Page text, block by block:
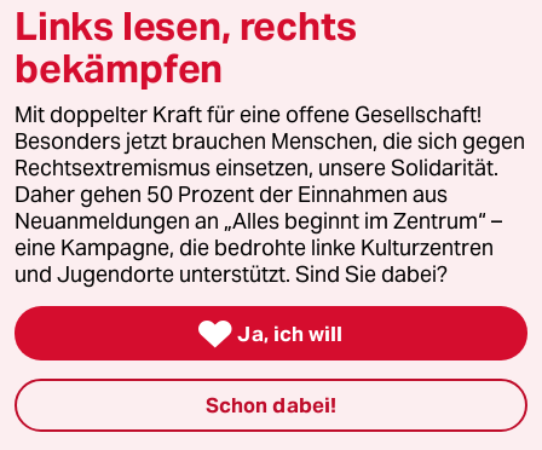
Hitze
Krieg in der Ukraine
Niedrigwasser
Ceuta
Waldbrände
Rente
Verlag
Links lesen, rechts
bekämpfen
Mit doppelter Kraft für eine offene Gesellschaft!
Besonders jetzt brauchen Menschen, die sich gegen
Rechtsextremismus einsetzen, unsere Solidarität.
Daher gehen 50 Prozent der Einnahmen aus
Neuanmeldungen an „Alles beginnt im Zentrum“ –
eine Kampagne, die bedrohte linke Kulturzentren
und Jugendorte unterstützt. Sind Sie dabei?
 Ja, ich will
Schon dabei!